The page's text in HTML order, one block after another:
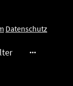
Datenschutz